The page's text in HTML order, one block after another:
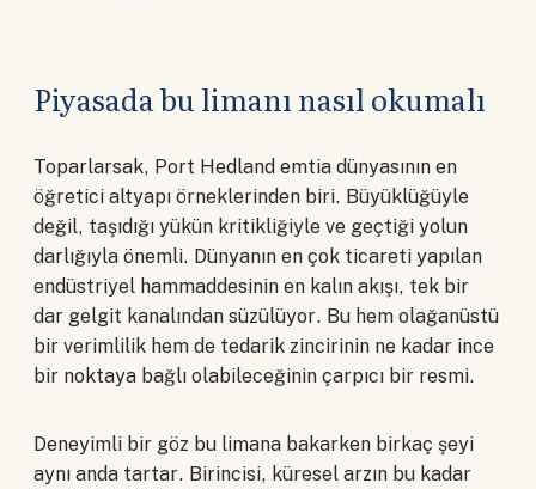
Piyasada bu limanı nasıl okumalı
Toparlarsak, Port Hedland emtia dünyasının en
öğretici altyapı örneklerinden biri. Büyüklüğüyle
değil, taşıdığı yükün kritikliğiyle ve geçtiği yolun
darlığıyla önemli. Dünyanın en çok ticareti yapılan
endüstriyel hammaddesinin en kalın akışı, tek bir
dar gelgit kanalından süzülüyor. Bu hem olağanüstü
bir verimlilik hem de tedarik zincirinin ne kadar ince
bir noktaya bağlı olabileceğinin çarpıcı bir resmi.
Deneyimli bir göz bu limana bakarken birkaç şeyi
aynı anda tartar. Birincisi, küresel arzın bu kadar